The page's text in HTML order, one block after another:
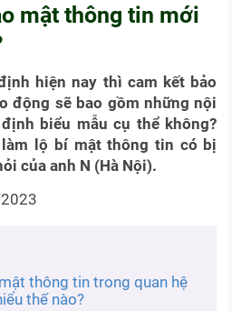
đầu
mật thông tin mới
hiện nay thì cam kết bảo
động sẽ bao gồm những nội
biểu mẫu cụ thể không?
lộ bí mật thông tin có bị
của anh N (Hà Nội).
thông tin trong quan hệ
thế nào?